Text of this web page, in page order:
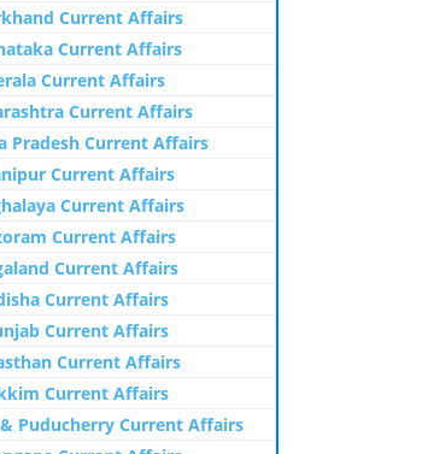
Current Affairs
Current Affairs
Current Affairs
Current Affairs
Pradesh Current Affairs
Current Affairs
Current Affairs
Current Affairs
Current Affairs
Current Affairs
Current Affairs
Current Affairs
Current Affairs
Puducherry Current Affairs